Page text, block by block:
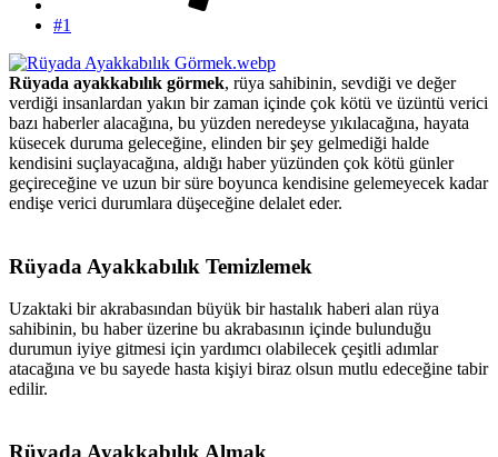
#1
Rüyada ayakkabılık görmek, rüya sahibinin, sevdiği ve değer
verdiği insanlardan yakın bir zaman içinde çok kötü ve üzüntü verici
bazı haberler alacağına, bu yüzden neredeyse yıkılacağına, hayata
küsecek duruma geleceğine, elinden bir şey gelmediği halde
kendisini suçlayacağına, aldığı haber yüzünden çok kötü günler
geçireceğine ve uzun bir süre boyunca kendisine gelemeyecek kadar
endişe verici durumlara düşeceğine delalet eder.
Rüyada Ayakkabılık Temizlemek
Uzaktaki bir akrabasından büyük bir hastalık haberi alan rüya
sahibinin, bu haber üzerine bu akrabasının içinde bulunduğu
durumun iyiye gitmesi için yardımcı olabilecek çeşitli adımlar
atacağına ve bu sayede hasta kişiyi biraz olsun mutlu edeceğine tabir
edilir.
Rüyada Ayakkabılık Almak